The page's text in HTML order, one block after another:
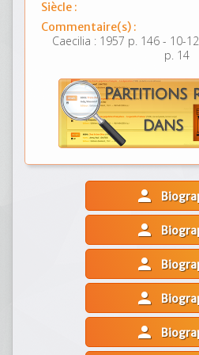
Siècle :
Commentaire(s) :
Caecilia : 1957 p. 146 - 10-
p. 14
person
person
person
person
person